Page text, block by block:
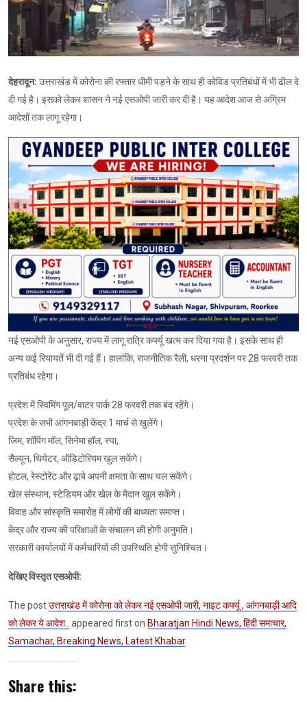
देहरादून: उत्तराखंड में कोरोना की रफ्तार धीमी पड़ने के साथ ही कोविड प्रतिबंधों में भी ढील दे
दी गई है। इसको लेकर शासन ने नई एसओपी जारी कर दी है। यह आदेश आज से अग्रिम
आदेशों तक लागू रहेगा।
नई एसओपी के अनुसार, राज्य में लागू रात्रि कर्फ्यू खत्म कर दिया गया है। इसके साथ ही
अन्य कई रियायतें भी दी गई हैं। हालांकि, राजनीतिक रैली, धरना प्रदर्शन पर 28 फरवरी तक
प्रतिबंध रहेगा।
प्रदेश में स्विमिंग पूल/वाटर पार्क 28 फरवरी तक बंद रहेंगे।
प्रदेश के सभी आंगनबाड़ी केंद्र 1 मार्च से खुलेंगे।
जिम, शॉपिंग मॉल, सिनेमा हॉल, स्पा,
सैल्यून, थियेटर, ऑडिटोरियम खुल सकेंगे।
होटल, रेस्टोरेंट और ढ़ाबे अपनी क्षमता के साथ चल सकेंगे।
खेल संस्थान, स्टेडियम और खेल के मैदान खुल सकेंगे।
विवाह और सांस्कृति समारोह में लोगों की बाध्यता समाप्त।
केंद्र और राज्य की परिक्षाओं के संचालन की होगी अनुमति।
सरकारी कार्यालयों में कर्मचारियों की उपस्थिति होगी सुनिश्चित।
देखिए विस्तृत एसओपी:
The postउत्तराखंड में कोरोना को लेकर नई एसओपी जारी, नाइट कर्फ्यू , आंगनबाड़ी आदि
को लेकर ये आदेश.. appeared first on Bharatjan Hindi News, हिंदी समाचार,
Samachar, Breaking News, Latest Khabar.
Share this: